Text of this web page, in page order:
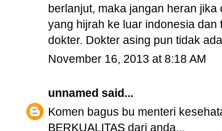
berlanjut, maka jangan heran
yang hijrah ke luar indonesia
dokter. Dokter asing pun tidak
November 16, 2013 at 8:18 AM
unnamed said...
Komen bagus bu menteri
BERKUALITAS dari anda...